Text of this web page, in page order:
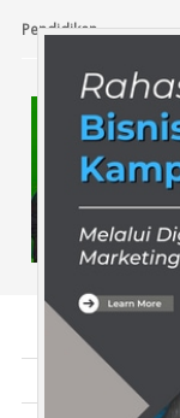
Pendidikan